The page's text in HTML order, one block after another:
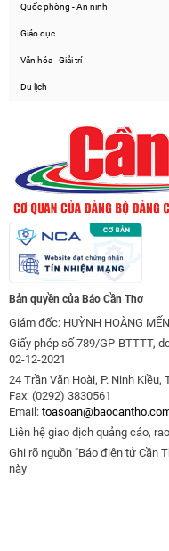
Quốc phòng - An ninh
Giáo dục
Văn hóa - Giải trí
Du lịch
Bản quyền của Báo Cần Thơ
Giám đốc: HUỲNH HOÀNG MẾN
Giấy phép số 789/GP-BTTTT,
02-12-2021
24 Trần Văn Hoài, P. Ninh
Fax: (0292) 3830561
Email:
Liên hệ giao dịch quảng cáo,
Ghi rõ nguồn "Báo điện tử Cần
này